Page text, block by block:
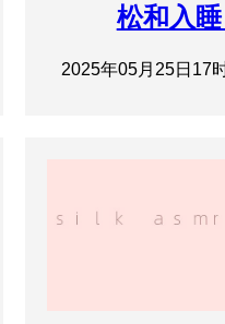
松和入睡
2025年05月25日17